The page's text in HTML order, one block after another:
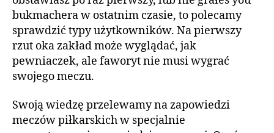
bukmachera w ostatnim czasie, to polecamy
sprawdzić typy użytkowników. Na pierwszy
rzut oka zakład może wyglądać, jak
pewniaczek, ale faworyt nie musi wygrać
swojego meczu.
Swoją wiedzę przelewamy na zapowiedzi
meczów piłkarskich w specjalnie